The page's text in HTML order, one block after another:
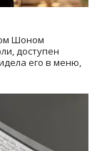
Шоном
доступен
его в меню,